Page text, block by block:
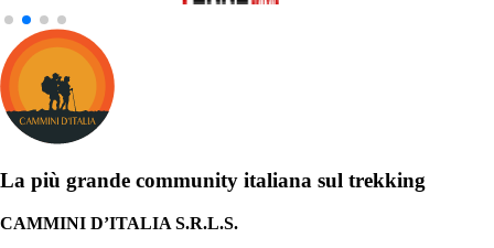
La più grande community italiana sul trekking
CAMMINI D’ITALIA S.R.L.S.